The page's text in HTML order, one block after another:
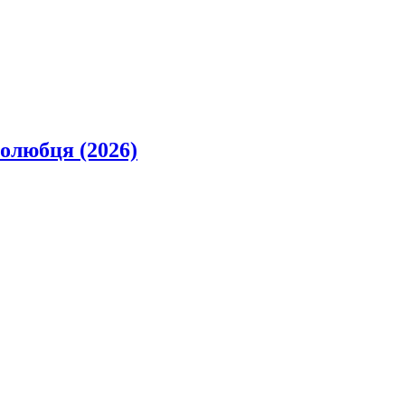
(2026)